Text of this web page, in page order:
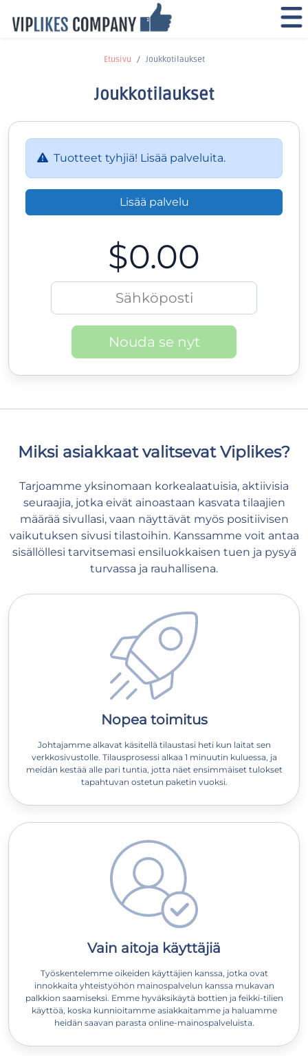
Etusivu Joukkotilaukset
Joukkotilaukset
Tuotteet tyhjiä! Lisää palveluita.
Lisää palvelu
$0.00
Nouda se nyt
Miksi asiakkaat valitsevat Viplikes?
Tarjoamme yksinomaan korkealaatuisia, aktiivisia
seuraajia, jotka eivät ainoastaan kasvata tilaajien
määrää sivullasi, vaan näyttävät myös positiivisen
vaikutuksen sivusi tilastoihin. Kanssamme voit antaa
sisällöllesi tarvitsemasi ensiluokkaisen tuen ja pysyä
turvassa ja rauhallisena.
Nopea toimitus
Johtajamme alkavat käsitellä tilaustasi heti kun laitat sen
verkkosivustolle. Tilausprosessi alkaa 1 minuutin kuluessa, ja
meidän kestää alle pari tuntia, jotta näet ensimmäiset tulokset
tapahtuvan ostetun paketin vuoksi.
Vain aitoja käyttäjiä
Työskentelemme oikeiden käyttäjien kanssa, jotka ovat
innokkaita yhteistyöhön mainospalvelun kanssa mukavan
palkkion saamiseksi. Emme hyväksikäytä bottien ja feikki-tilien
käyttöä, koska kunnioitamme asiakkaitamme ja haluamme
heidän saavan parasta online-mainospalveluista.